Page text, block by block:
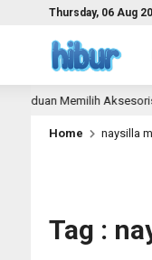
Thursday, 06 Aug
Panduan Memilih Aksesoris
Home naysilla
Tag :